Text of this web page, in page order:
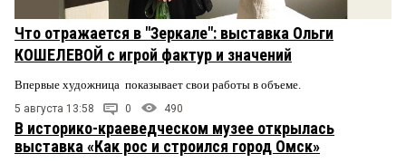
Что отражается в "Зеркале": выставка Ольги
КОШЕЛЕВОЙ с игрой фактур и значений
Впервые художница показывает свои работы в объеме.
5 августа 13:58 0 490
В историко-краеведческом музее открылась
выставка «Как рос и строился город Омск»